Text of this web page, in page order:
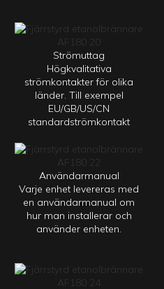
Strömuttag
Högkvalitativa
strömkontakter för olika
länder. Till exempel
EU/GB/US/CN
standardströmkontakt
Användarmanual
Varje enhet levereras med
en användarmanual om
hur man installerar och
använder enheten.